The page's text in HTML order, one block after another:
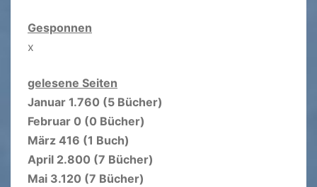
Gesponnen
x
gelesene Seiten
Januar 1.760 (5 Bücher)
Februar 0 (0 Bücher)
März 416 (1 Buch)
April 2.800 (7 Bücher)
Mai 3.120 (7 Bücher)